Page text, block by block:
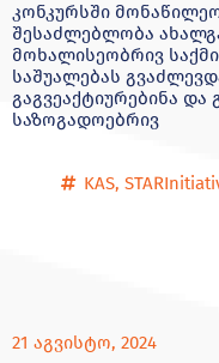
კონკურსში
შესაძლებლობა
მოხალისეობრივ
საშუალებას
გაგვეაქტიურებინა
საზოგადოებრივ
KAS,
21 აგვისტო, 2024